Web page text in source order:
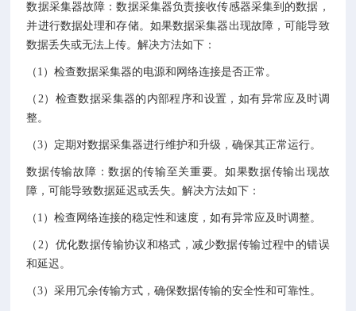
数据采集器故障：数据采集器负责接收传感器采集到的数据，
并进行数据处理和存储。如果数据采集器出现故障，可能导致
数据丢失或无法上传。解决方法如下：
（1）检查数据采集器的电源和网络连接是否正常。
（2）检查数据采集器的内部程序和设置，如有异常应及时调
整。
（3）定期对数据采集器进行维护和升级，确保其正常运行。
数据传输故障：数据的传输至关重要。如果数据传输出现故
障，可能导致数据延迟或丢失。解决方法如下：
（1）检查网络连接的稳定性和速度，如有异常应及时调整。
（2）优化数据传输协议和格式，减少数据传输过程中的错误
和延迟。
（3）采用冗余传输方式，确保数据传输的安全性和可靠性。